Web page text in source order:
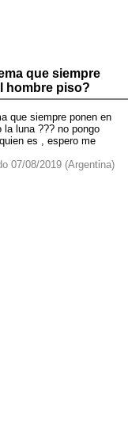
que siempre
hombre piso?
que siempre ponen en
luna ??? no pongo
es , espero me
07/08/2019 (Argentina)